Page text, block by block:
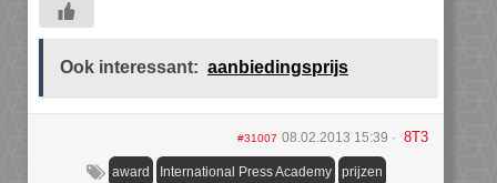
Ook interessant: aanbiedingsprijs
#31007 08.02.2013 15:39 8T3
award International Press Academy prijzen